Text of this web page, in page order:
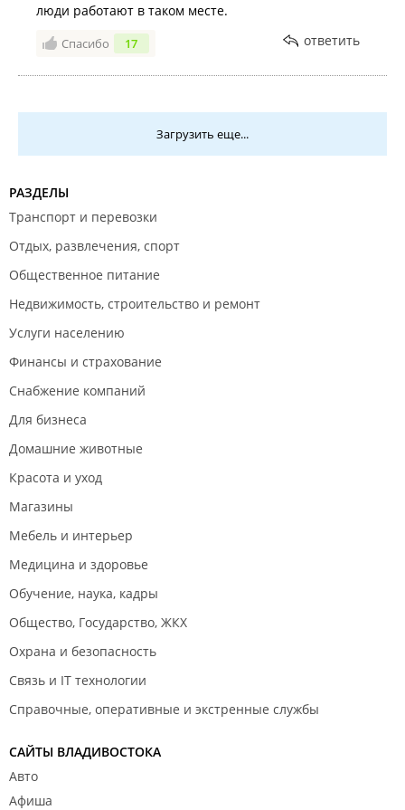
люди работают в таком месте.
Спасибо 17 ответить
Загрузить еще...
РАЗДЕЛЫ
Транспорт и перевозки
Отдых, развлечения, спорт
Общественное питание
Недвижимость, строительство и ремонт
Услуги населению
Финансы и страхование
Снабжение компаний
Для бизнеса
Домашние животные
Красота и уход
Магазины
Мебель и интерьер
Медицина и здоровье
Обучение, наука, кадры
Общество, Государство, ЖКХ
Охрана и безопасность
Связь и IT технологии
Справочные, оперативные и экстренные службы
САЙТЫ ВЛАДИВОСТОКА
Авто
Афиша